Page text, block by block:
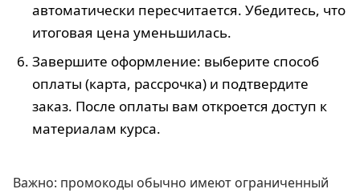
автоматически пересчитается. Убедитесь, что
итоговая цена уменьшилась.
Завершите оформление: выберите способ
оплаты (карта, рассрочка) и подтвердите
заказ. После оплаты вам откроется доступ к
материалам курса.
Важно: промокоды обычно имеют ограниченный